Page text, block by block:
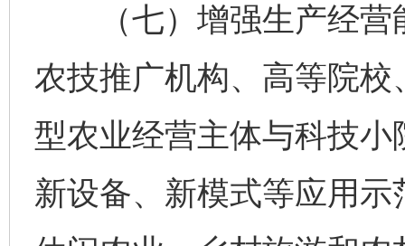
（七）增强生产经营
农技推广机构、高等院
型农业经营主体与科技
新设备、新模式等应用